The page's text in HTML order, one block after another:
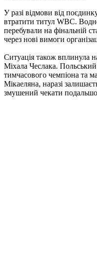
У разі відмови від
втратити титул WBC.
перебували на фінальній
через нові вимоги
Ситуація також вплинула
Міхала Чеслака.
тимчасового чемпіона та
Мікаеляна, наразі
змушений чекати